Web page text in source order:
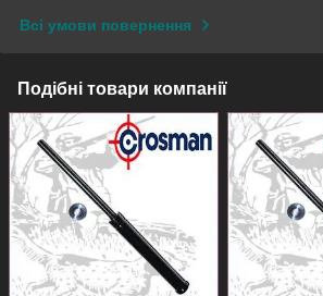
Всі умови повернення
Подібні товари компанії